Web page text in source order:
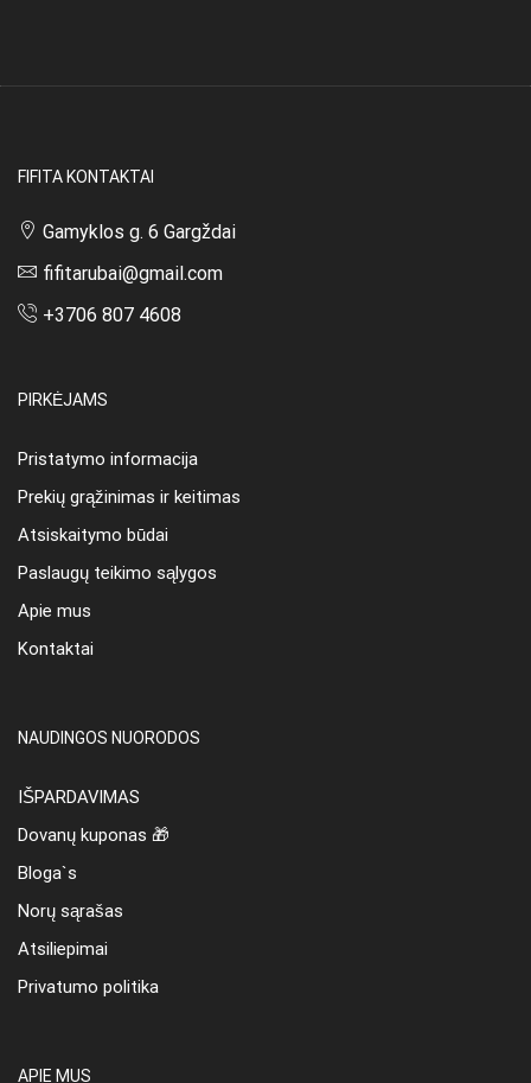
FIFITA KONTAKTAI
Gamyklos g. 6 Gargždai
fifitarubai@gmail.com
+3706 807 4608
PIRKĖJAMS
Pristatymo informacija
Prekių grąžinimas ir keitimas
Atsiskaitymo būdai
Paslaugų teikimo sąlygos
Apie mus
Kontaktai
NAUDINGOS NUORODOS
IŠPARDAVIMAS
Dovanų kuponas 🎁
Bloga`s
Norų sąrašas
Atsiliepimai
Privatumo politika
APIE MUS